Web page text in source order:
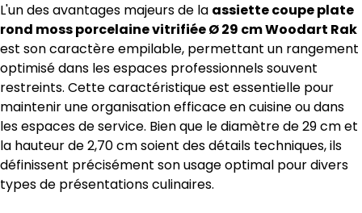
L'un des avantages majeurs de la assiette coupe plate
rond moss porcelaine vitrifiée Ø 29 cm Woodart Rak
est son caractère empilable, permettant un rangement
optimisé dans les espaces professionnels souvent
restreints. Cette caractéristique est essentielle pour
maintenir une organisation efficace en cuisine ou dans
les espaces de service. Bien que le diamètre de 29 cm et
la hauteur de 2,70 cm soient des détails techniques, ils
définissent précisément son usage optimal pour divers
types de présentations culinaires.